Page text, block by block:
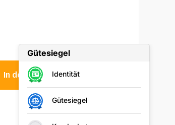
In den Warenkorb